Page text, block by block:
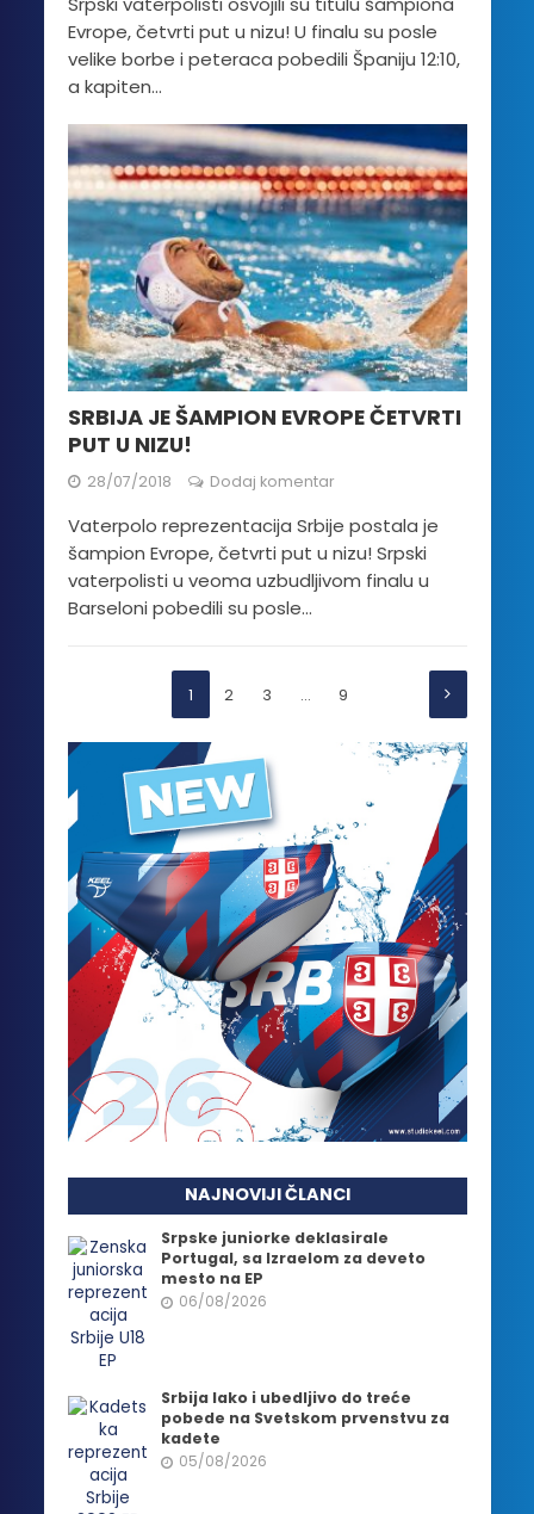
Evrope, četvrti put u nizu! U finalu su posle
velike borbe i peteraca pobedili Španiju 12:10,
a kapiten...
SRBIJA JE ŠAMPION EVROPE ČETVRTI
PUT U NIZU!
28/07/2018 Dodaj komentar
Vaterpolo reprezentacija Srbije postala je
šampion Evrope, četvrti put u nizu! Srpski
vaterpolisti u veoma uzbudljivom finalu u
Barseloni pobedili su posle...
1 2 3 … 9
NAJNOVIJI ČLANCI
Srpske juniorke deklasirale
Portugal, sa Izraelom za deveto
mesto na EP
06/08/2026
Srbija lako i ubedljivo do treće
pobede na Svetskom prvenstvu za
kadete
05/08/2026